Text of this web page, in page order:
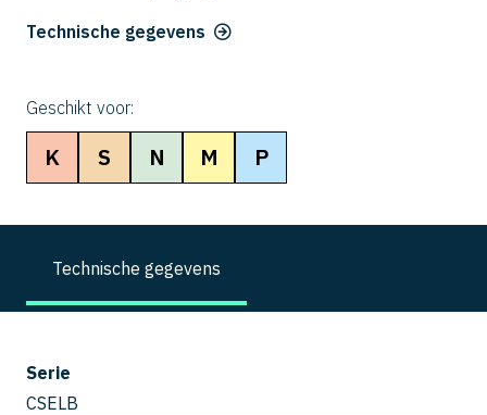
Technische gegevens
Geschikt voor:
K S N M P
Technische gegevens
Serie
CSELB